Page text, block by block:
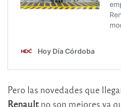
Pero las novedades que
Renaultno son mejores ya